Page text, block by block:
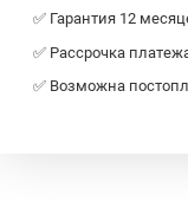
✅ Гарантия 12
✅ Рассрочка
✅ Возможна